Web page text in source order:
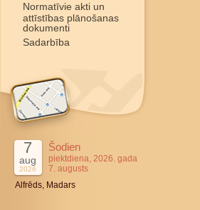
Normatīvie akti un
attīstības plānošanas
dokumenti
Sadarbība
7
aug
2026
Šodien
piektdiena, 2026. gada
7. augusts
Alfrēds, Madars